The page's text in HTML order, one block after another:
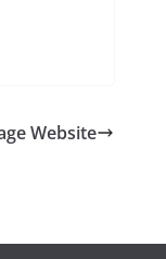
Website